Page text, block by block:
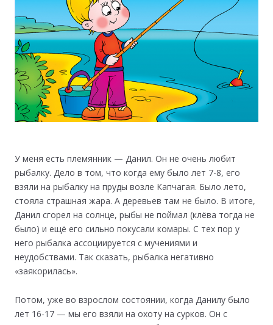
У меня есть племянник — Данил. Он не очень любит
рыбалку. Дело в том, что когда ему было лет 7-8, его
взяли на рыбалку на пруды возле Капчагая. Было лето,
стояла страшная жара. А деревьев там не было. В итоге,
Данил сгорел на солнце, рыбы не поймал (клёва тогда не
было) и ещё его сильно покусали комары. С тех пор у
него рыбалка ассоциируется с мучениями и
неудобствами. Так сказать, рыбалка негативно
«заякорилась».
Потом, уже во взрослом состоянии, когда Данилу было
лет 16-17 — мы его взяли на охоту на сурков. Он с